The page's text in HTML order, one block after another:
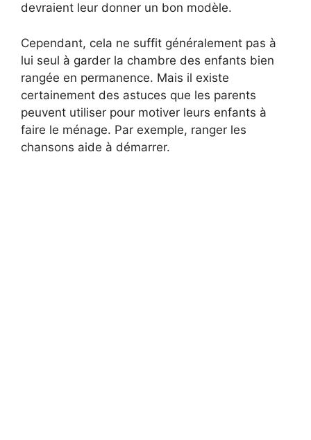
devraient leur donner un bon modèle.
Cependant, cela ne suffit généralement pas à
lui seul à garder la chambre des enfants bien
rangée en permanence. Mais il existe
certainement des astuces que les parents
peuvent utiliser pour motiver leurs enfants à
faire le ménage. Par exemple, ranger les
chansons aide à démarrer.